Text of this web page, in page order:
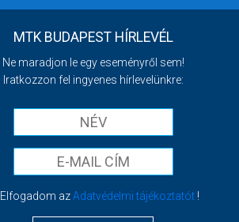
MTK BUDAPEST HÍRLEVÉL
Ne maradjon le egy eseményről sem!
Iratkozzon fel ingyenes hírlevelünkre:
Elfogadom azAdatvédelmi tájékoztatót !